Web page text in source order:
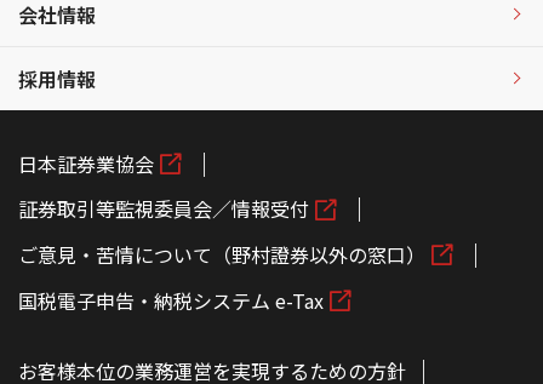
会社情報
採用情報
日本証券業協会
証券取引等監視委員会／情報受付
ご意見・苦情について（野村證券以外の窓口）
国税電子申告・納税システム e-Tax
お客様本位の業務運営を実現するための方針